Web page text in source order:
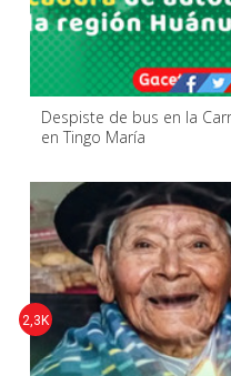
Despiste de bus en la
en Tingo María
2,3K